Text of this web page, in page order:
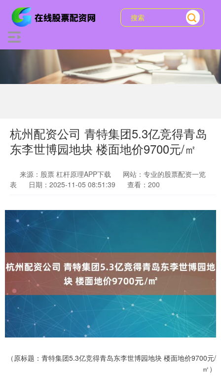
杭州配资公司 青特集团5.3亿竞得青岛
东李世博园地块 楼面地价9700元/㎡
来源：股票 杠杆原理APP下载
网站：专业的股票配资一览
表
日期：2025-11-05 08:51:39 查看：200
（原标题：青特集团5.3亿竞得青岛东李世博园地块 楼面地价9700元/
㎡）